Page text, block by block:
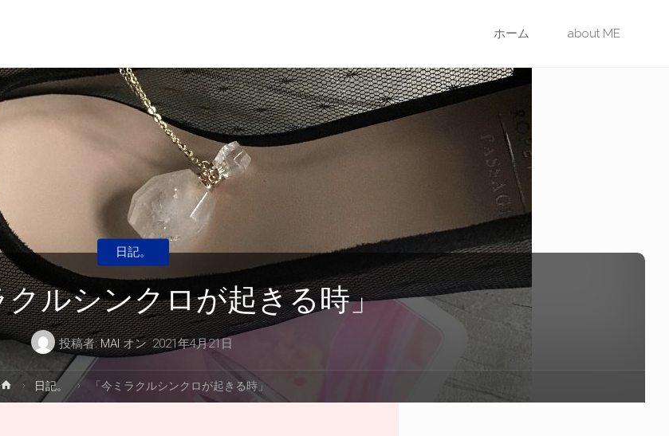
ン
ツ
ス
プ
ホーム about ME
クルシンクロが起きる時」
投稿者: MAI オン 2021年4月21日
日記。
ホ
ー
日記。 「今ミラクルシンクロが起きる時」